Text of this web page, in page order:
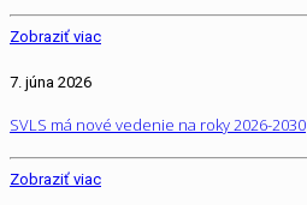
Zobraziť viac
7. júna 2026
SVLS má nové vedenie na roky 2026-2030
Zobraziť viac